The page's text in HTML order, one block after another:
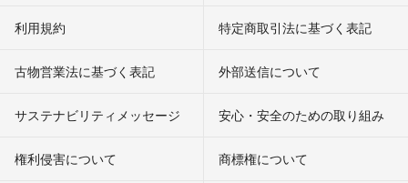
利用規約 特定商取引法に基づく表記
古物営業法に基づく表記 外部送信について
サステナビリティメッセージ 安心・安全のための取り組み
権利侵害について
商標権について